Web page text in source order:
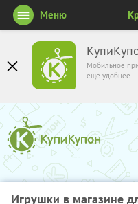
Мобильное
ещё удобнее
Меню
Игрушки в магазине